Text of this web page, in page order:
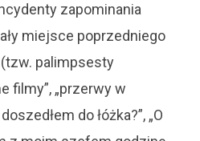
zapominania
miejsce poprzedniego
palimpsesty
filmy”, „przerwy w
do łóżka?”, „O